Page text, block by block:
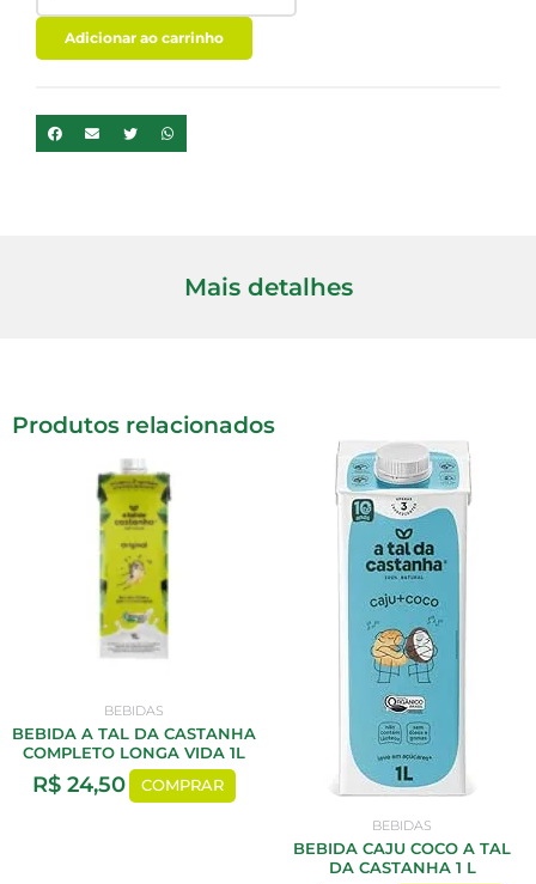
COCO
PARA
BEBER
900ML
quantidade
Adicionar ao carrinho
Mais detalhes
Produtos relacionados
BEBIDAS
BEBIDA A TAL DA CASTANHA
COMPLETO LONGA VIDA 1L
R$ 24,50 COMPRAR
BEBIDAS
BEBIDA CAJU COCO A TAL
DA CASTANHA 1 L